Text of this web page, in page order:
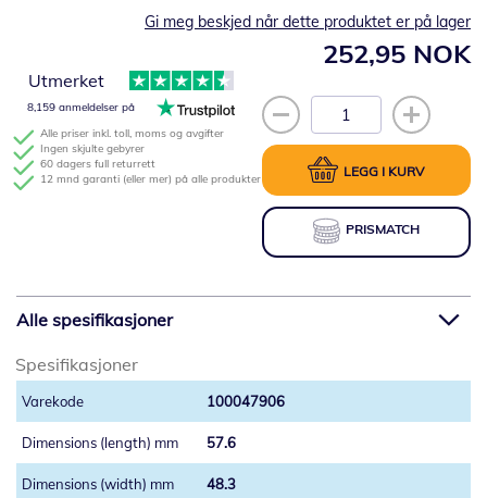
252,95 NOK
Gi meg beskjed når dette produktet er på lager
LEGG I KURV
PRISMATCH
Alle priser inkl. toll, moms og avgifter
Ingen skjulte gebyrer
60 dagers full returrett
12 mnd garanti (eller mer) på alle produkter
Utmerket
8,159 anmeldelser på
Alle spesifikasjoner
Spesifikasjoner
100047906
57.6
48.3